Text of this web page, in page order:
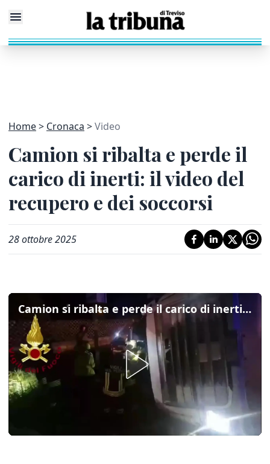
Home Cronaca Video
Camion si ribalta e perde il
carico di inerti: il video del
recupero e dei soccorsi
28 ottobre 2025
Camion si ribalta e perde il carico di inerti: il video del recupero e dei soccorsi